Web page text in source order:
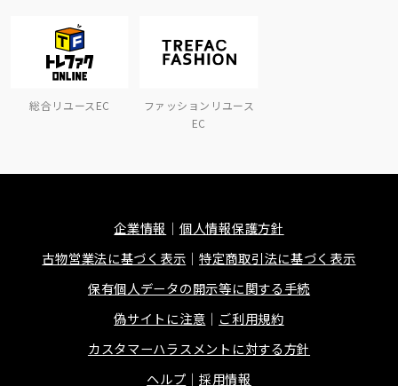
総合リユースEC
ファッションリユース
EC
企業情報
個人情報保護方針
古物営業法に基づく表示
特定商取引法に基づく表示
保有個人データの開示等に関する手続
偽サイトに注意
ご利用規約
カスタマーハラスメントに対する方針
ヘルプ
採用情報